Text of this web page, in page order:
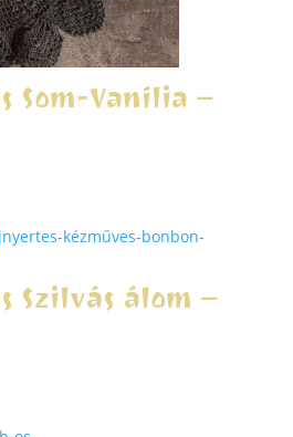
Som-Vanília –
Szilvás álom –